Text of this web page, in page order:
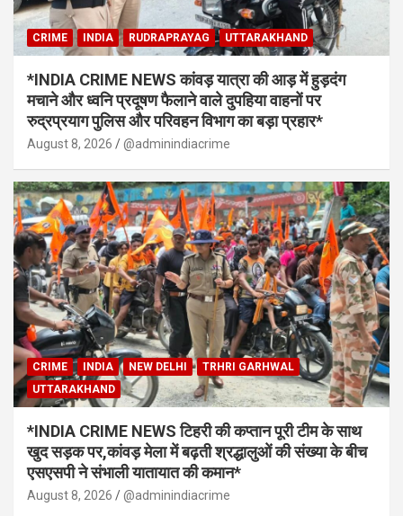
CRIME INDIA RUDRAPRAYAG UTTARAKHAND
*INDIA CRIME NEWS कांवड़ यात्रा की आड़ में हुड़दंग
मचाने और ध्वनि प्रदूषण फैलाने वाले दुपहिया वाहनों पर
रुद्रप्रयाग पुलिस और परिवहन विभाग का बड़ा प्रहार*
August 8, 2026 @adminindiacrime
CRIME INDIA NEW DELHI
TRHRI GARHWAL
UTTARAKHAND
*INDIA CRIME NEWS टिहरी की कप्तान पूरी टीम के साथ
खुद सड़क पर,कांवड़ मेला में बढ़ती श्रद्धालुओं की संख्या के बीच
एसएसपी ने संभाली यातायात की कमान*
August 8, 2026 @adminindiacrime